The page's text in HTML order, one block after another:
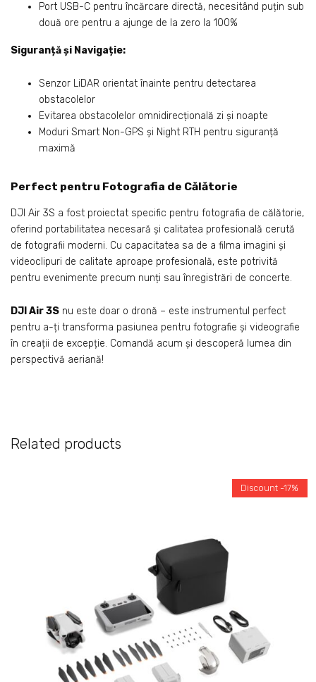
Port USB-C pentru încărcare directă, necesitând puțin sub
două ore pentru a ajunge de la zero la 100%
Siguranță și Navigație:
Senzor LiDAR orientat înainte pentru detectarea
obstacolelor
Evitarea obstacolelor omnidirecțională zi și noapte
Moduri Smart Non-GPS și Night RTH pentru siguranță
maximă
Perfect pentru Fotografia de Călătorie
DJI Air 3S a fost proiectat specific pentru fotografia de călătorie,
oferind portabilitatea necesară și calitatea profesională cerută
de fotografii moderni. Cu capacitatea sa de a filma imagini și
videoclipuri de calitate aproape profesională, este potrivită
pentru evenimente precum nunți sau înregistrări de concerte.
DJI Air 3S nu este doar o dronă – este instrumentul perfect
pentru a-ți transforma pasiunea pentru fotografie și videografie
în creații de excepție. Comandă acum și descoperă lumea din
perspectivă aeriană!
Related products
Discount -17%